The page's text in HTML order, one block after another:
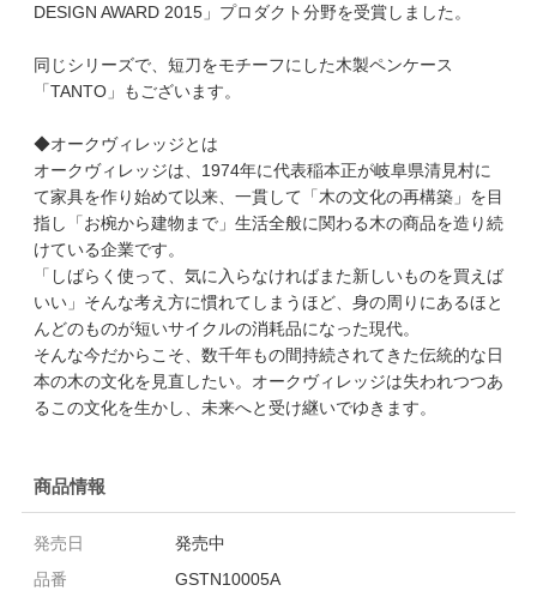
DESIGN AWARD 2015」プロダクト分野を受賞しました。
同じシリーズで、短刀をモチーフにした木製ペンケース
「TANTO」もございます。
◆オークヴィレッジとは
オークヴィレッジは、1974年に代表稲本正が岐阜県清見村に
て家具を作り始めて以来、一貫して「木の文化の再構築」を目
指し「お椀から建物まで」生活全般に関わる木の商品を造り続
けている企業です。
「しばらく使って、気に入らなければまた新しいものを買えば
いい」そんな考え方に慣れてしまうほど、身の周りにあるほと
んどのものが短いサイクルの消耗品になった現代。
そんな今だからこそ、数千年もの間持続されてきた伝統的な日
本の木の文化を見直したい。オークヴィレッジは失われつつあ
るこの文化を生かし、未来へと受け継いでゆきます。
商品情報
発売日
発売中
品番
GSTN10005A